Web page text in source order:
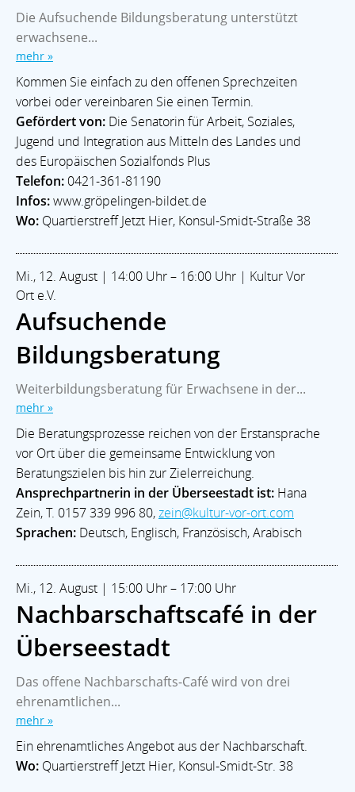
Die Aufsuchende Bildungsberatung unterstützt
erwachsene...
mehr »
Kommen Sie einfach zu den offenen Sprechzeiten
vorbei oder vereinbaren Sie einen Termin.
Gefördert von: Die Senatorin für Arbeit, Soziales,
Jugend und Integration aus Mitteln des Landes und
des Europäischen Sozialfonds Plus
Telefon: 0421-361-81190
Infos:www.gröpelingen-bildet.de
Wo: Quartierstreff Jetzt Hier, Konsul-Smidt-Straße 38
Mi., 12. August | 14:00 Uhr – 16:00 Uhr | Kultur Vor
Ort e.V.
Aufsuchende
Bildungsberatung
Weiterbildungsberatung für Erwachsene in der...
mehr »
Die Beratungsprozesse reichen von der Erstansprache
vor Ort über die gemeinsame Entwicklung von
Beratungszielen bis hin zur Zielerreichung.
Ansprechpartnerin in der Überseestadt ist: Hana
Zein, T. 0157 339 996 80,zein@kultur-vor-ort.com
Sprachen: Deutsch, Englisch, Französisch, Arabisch
Mi., 12. August | 15:00 Uhr – 17:00 Uhr
Nachbarschaftscafé in der
Überseestadt
Das offene Nachbarschafts-Café wird von drei
ehrenamtlichen...
mehr »
Ein ehrenamtliches Angebot aus der Nachbarschaft.
Wo: Quartierstreff Jetzt Hier, Konsul-Smidt-Str. 38
Home Branchen Kommunalpolitik
Impressum
Datenschutz
AKTUELLES
Veranstaltungen
Ortsamt West
Stadtteilgeschichte
Im Notfall
ECHT WALLE Magazin
LEBEN & SOZIALES
Bildung
Kitas Leben im Alter Soziale Hilfen
Glaube
Theater & Bühne
Kunst & Galerien Musik
Soziokulturell
Walle-Aktuell - Ein Projekt der:
Blaukontor für Gestaltung GmbH
Besuchen Sie auch das
Stadtteilmagazin »ECHT WALLE«
2026 |www.walle-aktuell.de